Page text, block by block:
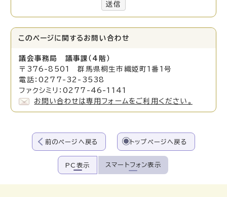
送信
このページに関する お問い合わせ
議会事務局 議事課（4階）
〒376-8501 群馬県桐生市織姫町1番1号
電話：0277-32-3538
ファクシミリ：0277-46-1141
お問い合わせは専用フォームをご利用ください。
前のページへ戻る トップページへ戻る
PC表示 スマートフォン表示